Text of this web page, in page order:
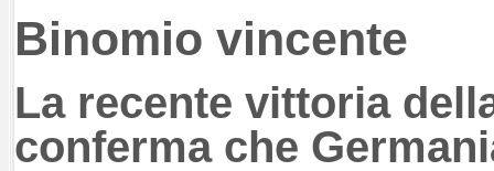
Binomio vincente
La recente vittoria
conferma che